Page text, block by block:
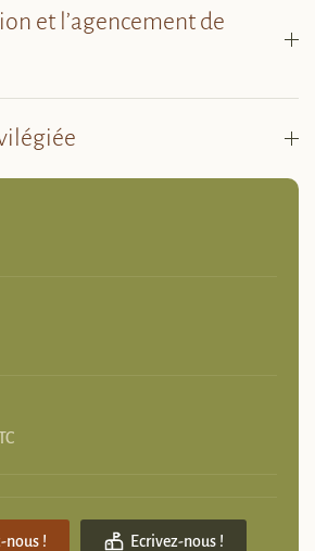
et l’agencement de
nous ! Ecrivez-nous !